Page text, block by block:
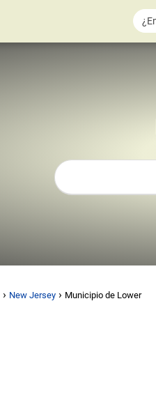
New Jersey Municipio de Lower